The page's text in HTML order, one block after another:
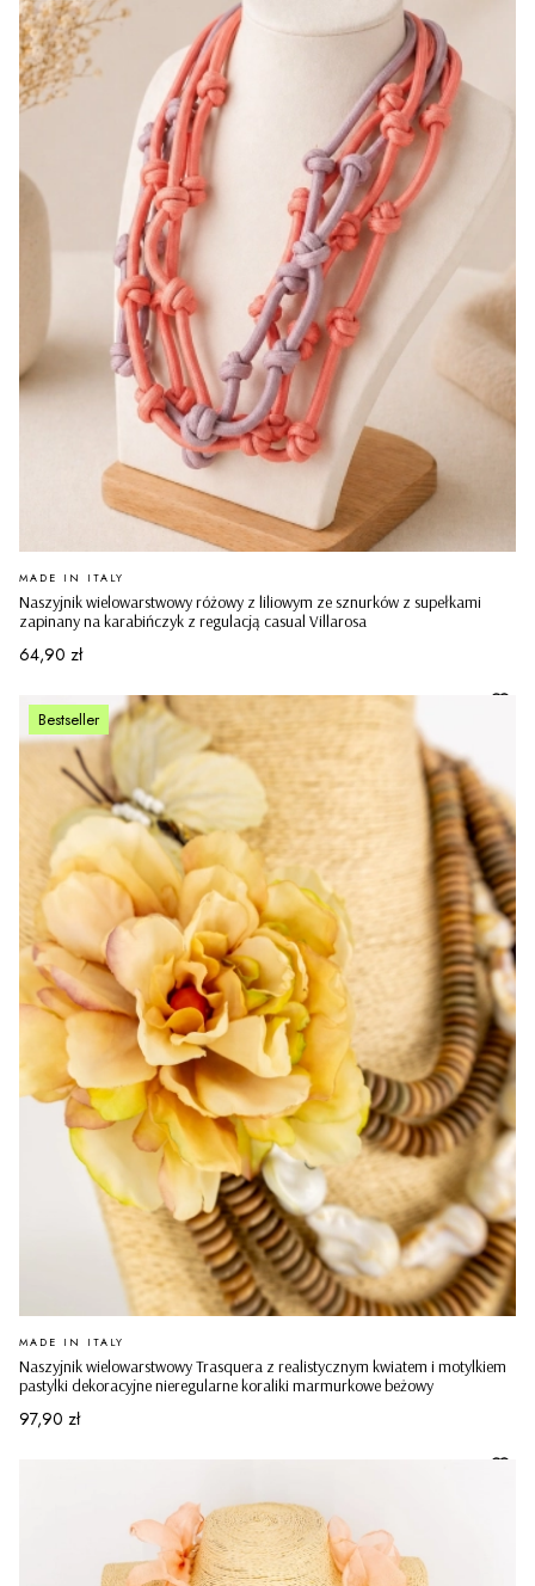
Naszyjnik wielowarstwowy różowy z liliowym ze sznurków z supełkami
zapinany na karabińczyk z regulacją casual Villarosa
PRODUCENT
MADE IN ITALY
Cena
64,90 zł
Bestseller
Naszyjnik wielowarstwowy Trasquera z realistycznym kwiatem i motylkiem
pastylki dekoracyjne nieregularne koraliki marmurkowe beżowy
PRODUCENT
MADE IN ITALY
Cena
97,90 zł